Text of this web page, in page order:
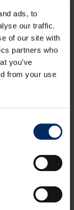
ads, to
our traffic.
of our site with
partners who
you’ve
from your use